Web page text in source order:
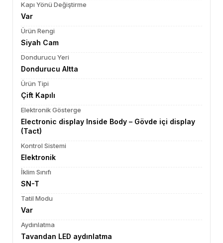
Kapı Yönü Değiştirme
Var
Ürün Rengi
Siyah Cam
Dondurucu Yeri
Dondurucu Altta
Ürün Tipi
Çift Kapılı
Elektronik Gösterge
Electronic display Inside Body – Gövde içi display
(Tact)
Kontrol Sistemi
Elektronik
İklim Sınıfı
SN-T
Tatil Modu
Var
Aydınlatma
Tavandan LED aydınlatma